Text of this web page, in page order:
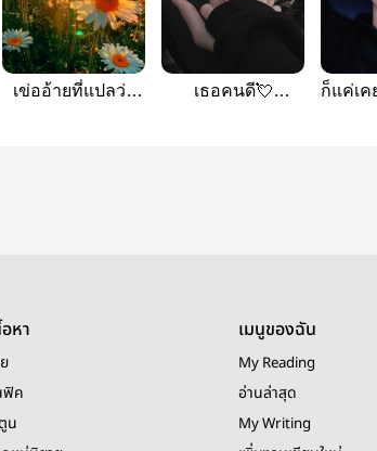
เข่ออ้ายที่แปลว่า
เธอคนดี💘
ก็แค่เค
หา
ค
น
เมนูของฉัน
My Reading
อ่านล่าสุด
My Writing